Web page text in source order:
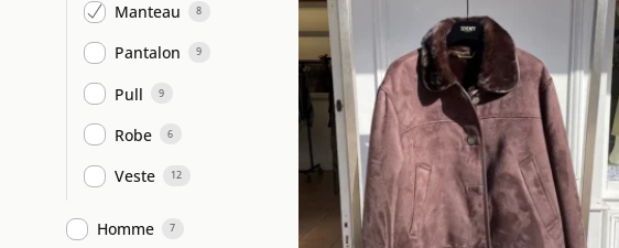
Manteau 8
Pantalon 9
Pull 9
Robe 6
Veste 12
Homme 7